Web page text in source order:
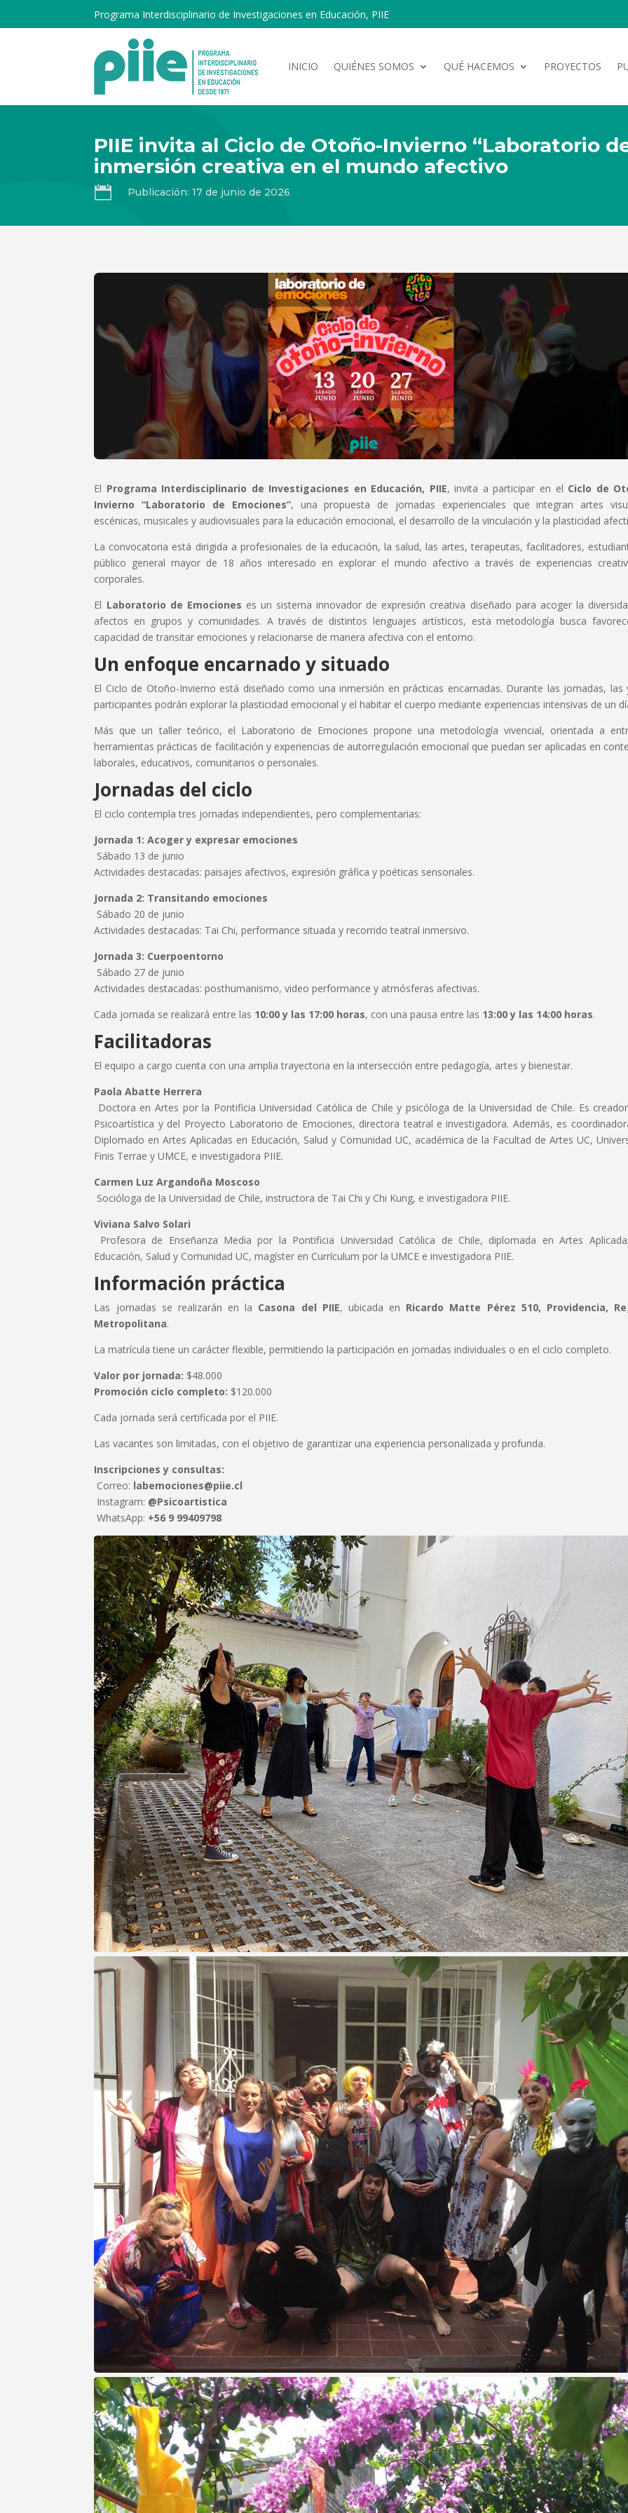
Programa Interdisciplinario de Investigaciones en Educación, PIIE
INICIO QUIÉNES SOMOS QUÉ HACEMOS PROYECTOS
PIIE invita al Ciclo de Otoño-Invierno “Laboratorio
inmersión creativa en el mundo afectivo
 Publicación: 17 de junio de 2026
El Programa Interdisciplinario de Investigaciones en Educación, PIIE, invita a participar en el Ciclo de
Invierno “Laboratorio de Emociones”, una propuesta de jornadas experienciales que integran artes
escénicas, musicales y audiovisuales para la educación emocional, el desarrollo de la vinculación y la plasticidad
La convocatoria está dirigida a profesionales de la educación, la salud, las artes, terapeutas, facilitadores,
público general mayor de 18 años interesado en explorar el mundo afectivo a través de experiencias
corporales.
El Laboratorio de Emociones es un sistema innovador de expresión creativa diseñado para acoger la
afectos en grupos y comunidades. A través de distintos lenguajes artísticos, esta metodología busca
capacidad de transitar emociones y relacionarse de manera afectiva con el entorno.
Un enfoque encarnado y situado
El Ciclo de Otoño-Invierno está diseñado como una inmersión en prácticas encarnadas. Durante las jornadas, las
participantes podrán explorar la plasticidad emocional y el habitar el cuerpo mediante experiencias intensivas de un
Más que un taller teórico, el Laboratorio de Emociones propone una metodología vivencial, orientada a
herramientas prácticas de facilitación y experiencias de autorregulación emocional que puedan ser aplicadas en
laborales, educativos, comunitarios o personales.
Jornadas del ciclo
El ciclo contempla tres jornadas independientes, pero complementarias:
Jornada 1: Acoger y expresar emociones
Sábado 13 de junio
Actividades destacadas: paisajes afectivos, expresión gráfica y poéticas sensoriales.
Jornada 2: Transitando emociones
Sábado 20 de junio
Actividades destacadas: Tai Chi, performance situada y recorrido teatral inmersivo.
Jornada 3: Cuerpoentorno
Sábado 27 de junio
Actividades destacadas: posthumanismo, video performance y atmósferas afectivas.
Cada jornada se realizará entre las 10:00 y las 17:00 horas, con una pausa entre las 13:00 y las 14:00 horas.
Facilitadoras
El equipo a cargo cuenta con una amplia trayectoria en la intersección entre pedagogía, artes y bienestar.
Paola Abatte Herrera
Doctora en Artes por la Pontificia Universidad Católica de Chile y psicóloga de la Universidad de Chile. Es
Psicoartística y del Proyecto Laboratorio de Emociones, directora teatral e investigadora. Además, es
Diplomado en Artes Aplicadas en Educación, Salud y Comunidad UC, académica de la Facultad de Artes UC,
Finis Terrae y UMCE, e investigadora PIIE.
Carmen Luz Argandoña Moscoso
Socióloga de la Universidad de Chile, instructora de Tai Chi y Chi Kung, e investigadora PIIE.
Viviana Salvo Solari
Profesora de Enseñanza Media por la Pontificia Universidad Católica de Chile, diplomada en Artes
Educación, Salud y Comunidad UC, magíster en Currículum por la UMCE e investigadora PIIE.
Información práctica
Las jornadas se realizarán en la Casona del PIIE, ubicada en Ricardo Matte Pérez 510, Providencia,
Metropolitana.
La matrícula tiene un carácter flexible, permitiendo la participación en jornadas individuales o en el ciclo completo.
Valor por jornada: $48.000
Promoción ciclo completo: $120.000
Cada jornada será certificada por el PIIE.
Las vacantes son limitadas, con el objetivo de garantizar una experiencia personalizada y profunda.
Inscripciones y consultas:
Correo: labemociones@piie.cl
Instagram: @Psicoartistica
WhatsApp: +56 9 99409798